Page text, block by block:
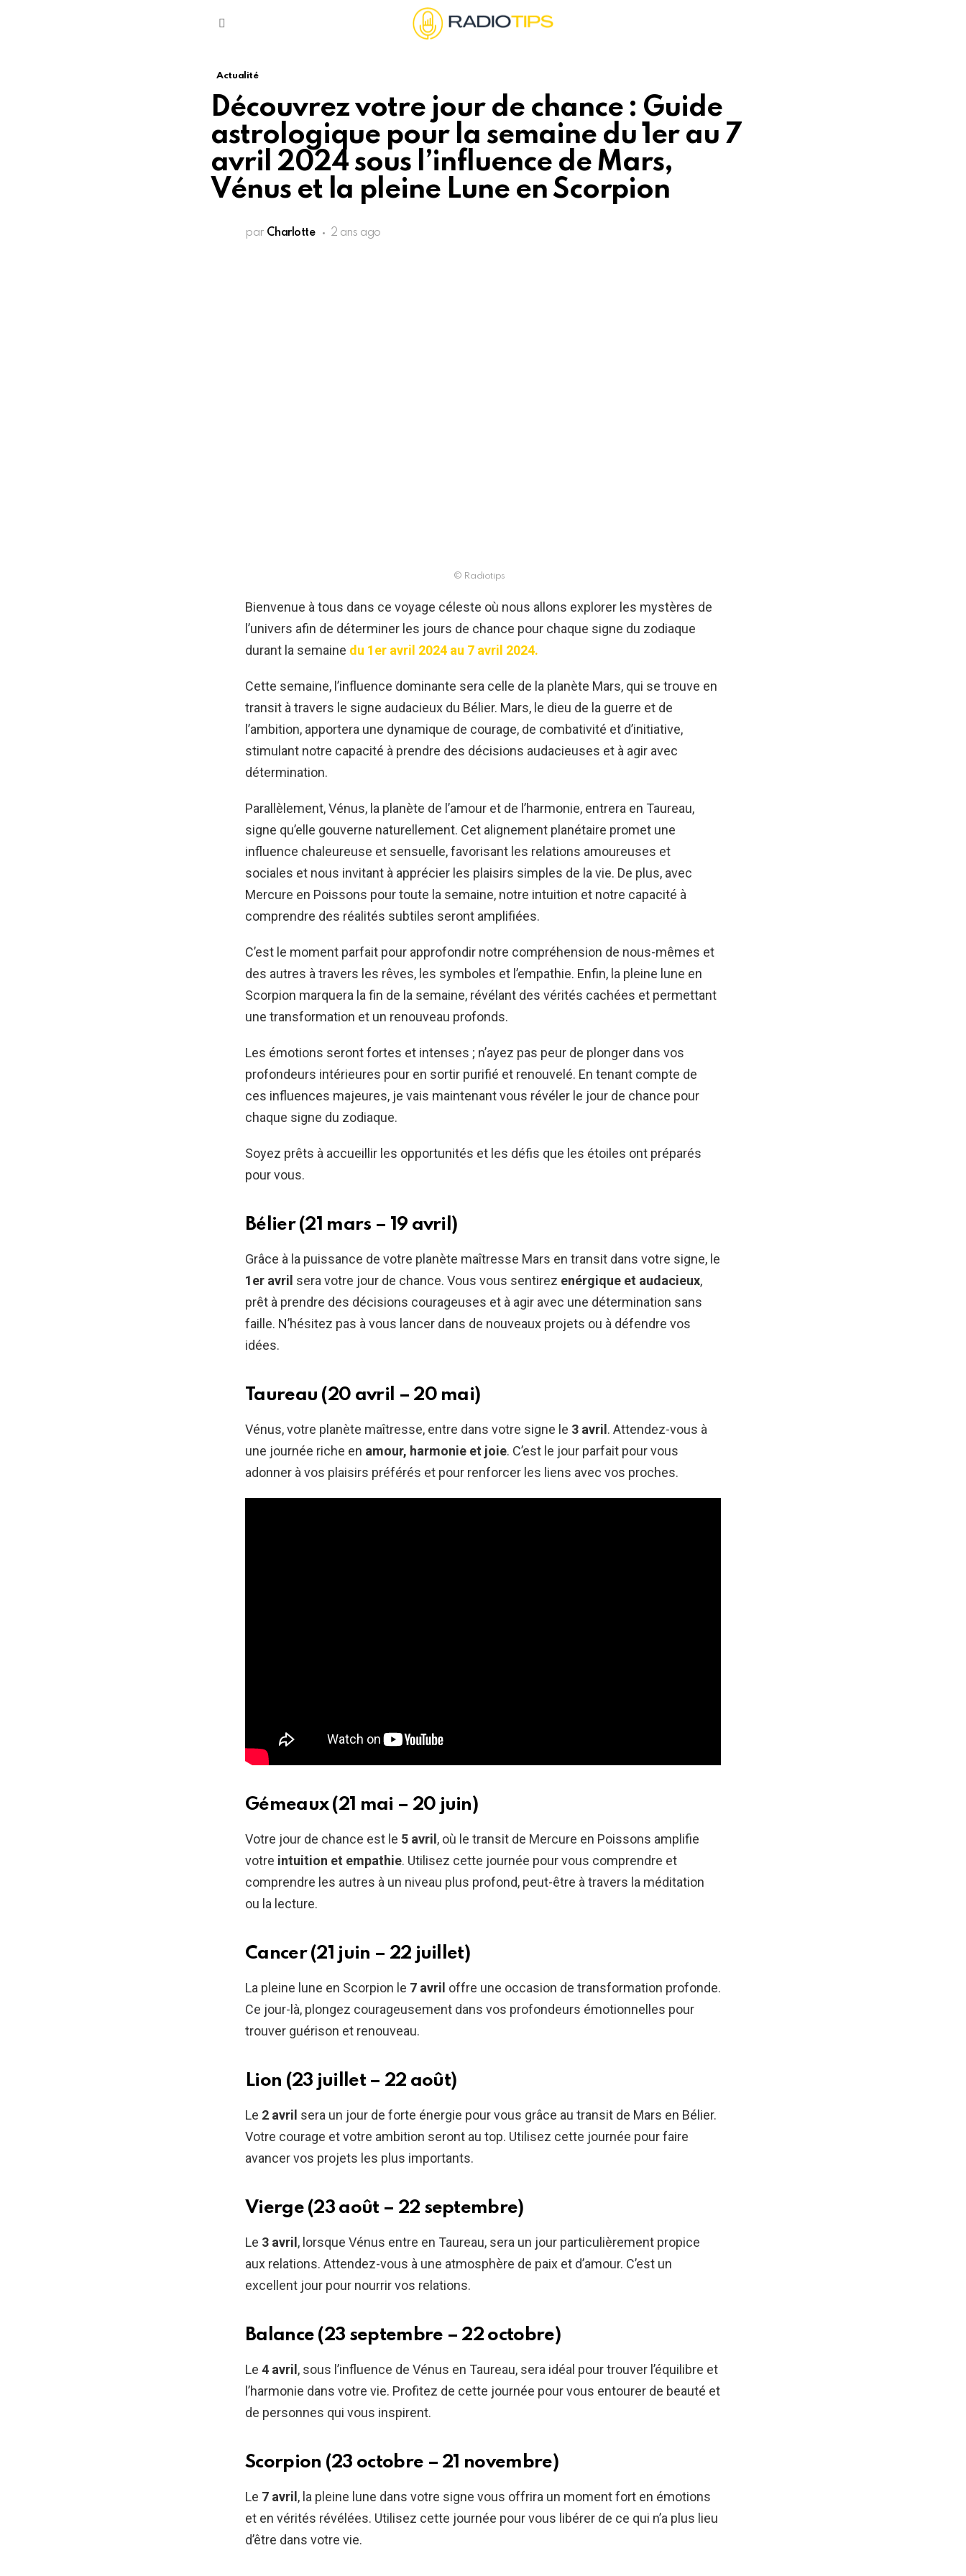
Actualité
Découvrez votre jour de chance : Guide
astrologique pour la semaine du 1er au 7
avril 2024 sous l’influence de Mars,
Vénus et la pleine Lune en Scorpion
par Charlotte 2 ans ago
© Radiotips
Bienvenue à tous dans ce voyage céleste où nous allons explorer les mystères de
l’univers afin de déterminer les jours de chance pour chaque signe du zodiaque
durant la semaine du 1er avril 2024 au 7 avril 2024.
Cette semaine, l’influence dominante sera celle de la planète Mars, qui se trouve en
transit à travers le signe audacieux du Bélier. Mars, le dieu de la guerre et de
l’ambition, apportera une dynamique de courage, de combativité et d’initiative,
stimulant notre capacité à prendre des décisions audacieuses et à agir avec
détermination.
Parallèlement, Vénus, la planète de l’amour et de l’harmonie, entrera en Taureau,
signe qu’elle gouverne naturellement. Cet alignement planétaire promet une
influence chaleureuse et sensuelle, favorisant les relations amoureuses et
sociales et nous invitant à apprécier les plaisirs simples de la vie. De plus, avec
Mercure en Poissons pour toute la semaine, notre intuition et notre capacité à
comprendre des réalités subtiles seront amplifiées.
C’est le moment parfait pour approfondir notre compréhension de nous-mêmes et
des autres à travers les rêves, les symboles et l’empathie. Enfin, la pleine lune en
Scorpion marquera la fin de la semaine, révélant des vérités cachées et permettant
une transformation et un renouveau profonds.
Les émotions seront fortes et intenses ; n’ayez pas peur de plonger dans vos
profondeurs intérieures pour en sortir purifié et renouvelé. En tenant compte de
ces influences majeures, je vais maintenant vous révéler le jour de chance pour
chaque signe du zodiaque.
Soyez prêts à accueillir les opportunités et les défis que les étoiles ont préparés
pour vous.
Bélier (21 mars – 19 avril)
Grâce à la puissance de votre planète maîtresse Mars en transit dans votre signe, le
1er avril sera votre jour de chance. Vous vous sentirez enérgique et audacieux,
prêt à prendre des décisions courageuses et à agir avec une détermination sans
faille. N’hésitez pas à vous lancer dans de nouveaux projets ou à défendre vos
idées.
Taureau (20 avril – 20 mai)
Vénus, votre planète maîtresse, entre dans votre signe le 3 avril . Attendez-vous à
une journée riche en amour, harmonie et joie. C’est le jour parfait pour vous
adonner à vos plaisirs préférés et pour renforcer les liens avec vos proches.
Gémeaux (21 mai – 20 juin)
Votre jour de chance est le 5 avril, où le transit de Mercure en Poissons amplifie
votre intuition et empathie. Utilisez cette journée pour vous comprendre et
comprendre les autres à un niveau plus profond, peut-être à travers la méditation
ou la lecture.
Cancer (21 juin – 22 juillet)
La pleine lune en Scorpion le 7 avril offre une occasion de transformation profonde.
Ce jour-là, plongez courageusement dans vos profondeurs émotionnelles pour
trouver guérison et renouveau.
Lion (23 juillet – 22 août)
Le 2 avril sera un jour de forte énergie pour vous grâce au transit de Mars en Bélier.
Votre courage et votre ambition seront au top. Utilisez cette journée pour faire
avancer vos projets les plus importants.
Vierge (23 août – 22 septembre)
Le 3 avril, lorsque Vénus entre en Taureau, sera un jour particulièrement propice
aux relations. Attendez-vous à une atmosphère de paix et d’amour. C’est un
excellent jour pour nourrir vos relations.
Balance (23 septembre – 22 octobre)
Le 4 avril, sous l’influence de Vénus en Taureau, sera idéal pour trouver l’équilibre et
l’harmonie dans votre vie. Profitez de cette journée pour vous entourer de beauté et
de personnes qui vous inspirent.
Scorpion (23 octobre – 21 novembre)
Le 7 avril, la pleine lune dans votre signe vous offrira un moment fort en émotions
et en vérités révélées. Utilisez cette journée pour vous libérer de ce qui n’a plus lieu
d’être dans votre vie.